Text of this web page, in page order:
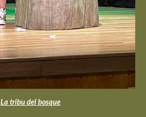
La tribu del bosque